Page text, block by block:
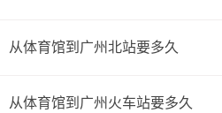
从体育馆到广州北站要多久
从体育馆到广州火车站要多久